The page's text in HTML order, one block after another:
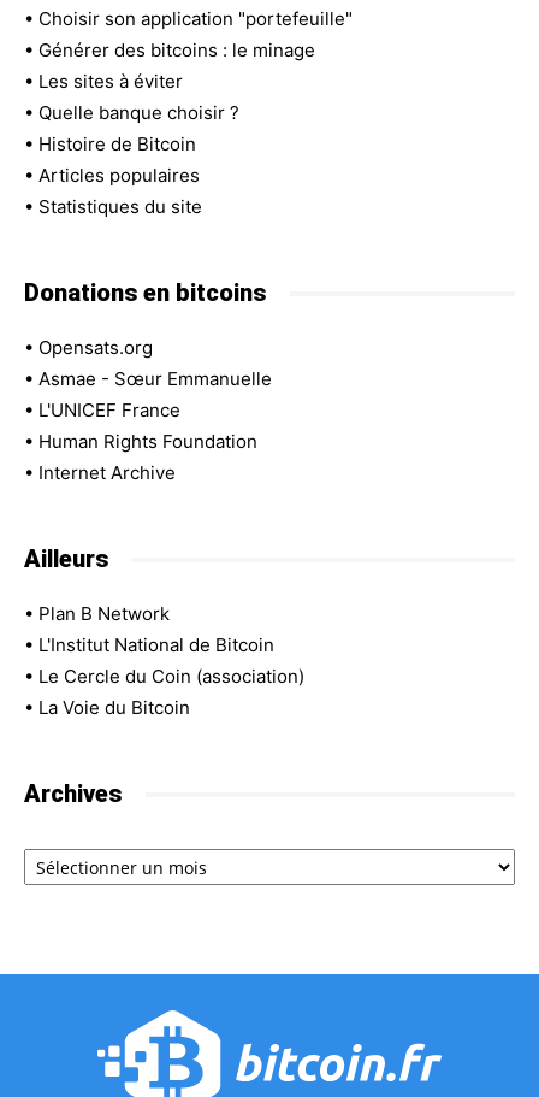
• Choisir son application "portefeuille"
• Générer des bitcoins : le minage
• Les sites à éviter
• Quelle banque choisir ?
• Histoire de Bitcoin
• Articles populaires
• Statistiques du site
Donations en bitcoins
• Opensats.org
• Asmae - Sœur Emmanuelle
• L'UNICEF France
• Human Rights Foundation
• Internet Archive
Ailleurs
• Plan B Network
• L'Institut National de Bitcoin
• Le Cercle du Coin (association)
• La Voie du Bitcoin
Archives
Archives